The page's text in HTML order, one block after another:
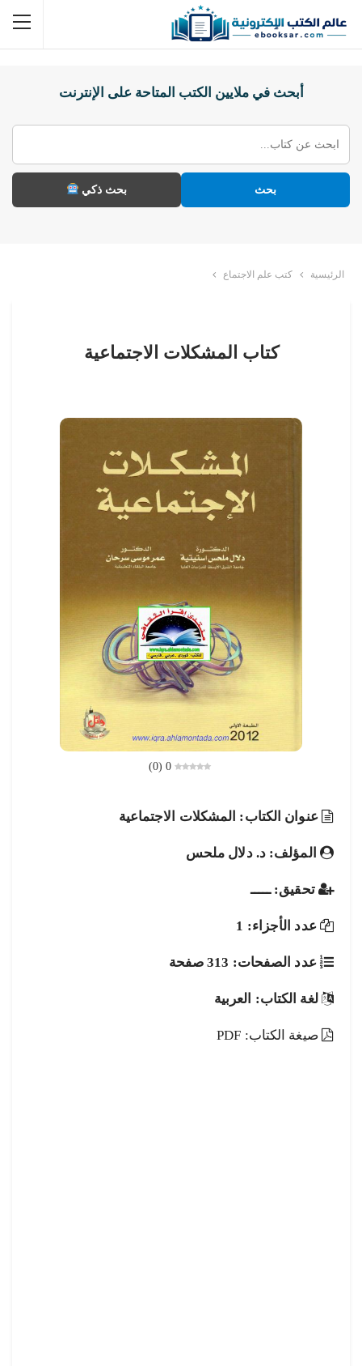
أبحث في ملايين الكتب المتاحة على الإنترنت
بحث بحث ذكي
الرئيسية كتب علم الاجتماع
كتاب المشكلات الاجتماعية
0
(
0
)
عنوان الكتاب: المشكلات الاجتماعية
المؤلف: د. دلال ملحس
تحقيق: ـــــ
عدد الأجزاء: 1
عدد الصفحات: 313 صفحة
لغة الكتاب: العربية
صيغة الكتاب: PDF